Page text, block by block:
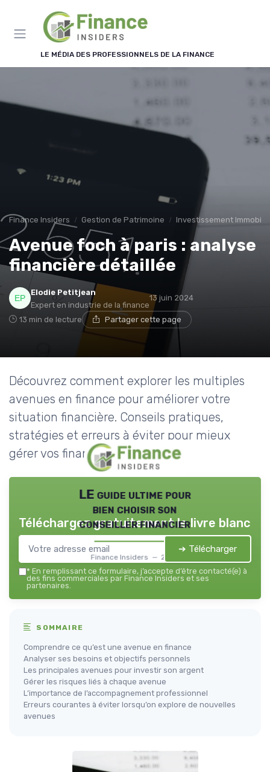
LE MÉDIA DES PROFESSIONNELS DE LA FINANCE
Finance Insiders Gestion de Patrimoine Investissement
Avenue foch à paris : analyse
financière détaillée
Elodie Petitjean
Expert en industrie de la finance
13 juin 2024
13 min de lecture Partager cette page
Découvrez comment explorer les multiples
avenues en finance pour améliorer votre
situation financière. Conseils pratiques,
stratégies et erreurs à éviter pour mieux
gérer vos finances personnelles.
LE guide ultime pour
bien choisir son
conseiller financier
Finance Insiders — 2026
Téléchargez gratuitement le livre blanc
➔ Télécharger
* En remplissant ce formulaire, j’accepte d’être contacté(e) à
des fins commerciales par Finance Insiders et ses
partenaires.
SOMMAIRE
Comprendre ce qu’est une avenue en finance
Analyser ses besoins et objectifs personnels
Les principales avenues pour investir son argent
Gérer les risques liés à chaque avenue
L’importance de l’accompagnement professionnel
Erreurs courantes à éviter lorsqu’on explore de nouvelles
avenues